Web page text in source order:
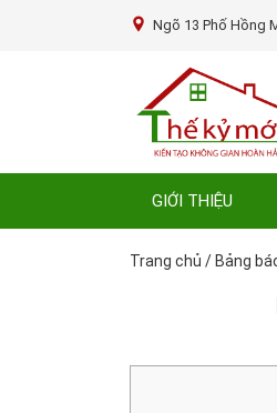
Ngõ 13 Phố Hồng
GIỚI THIỆU
Trang chủ / Bảng